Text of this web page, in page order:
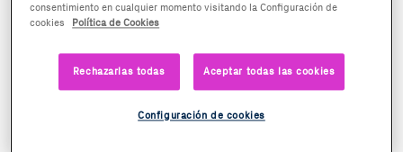
consentimiento en cualquier momento visitando la Configuración de
cookies
Política de Cookies
Rechazarlas todas Aceptar todas las cookies
Configuración de cookies